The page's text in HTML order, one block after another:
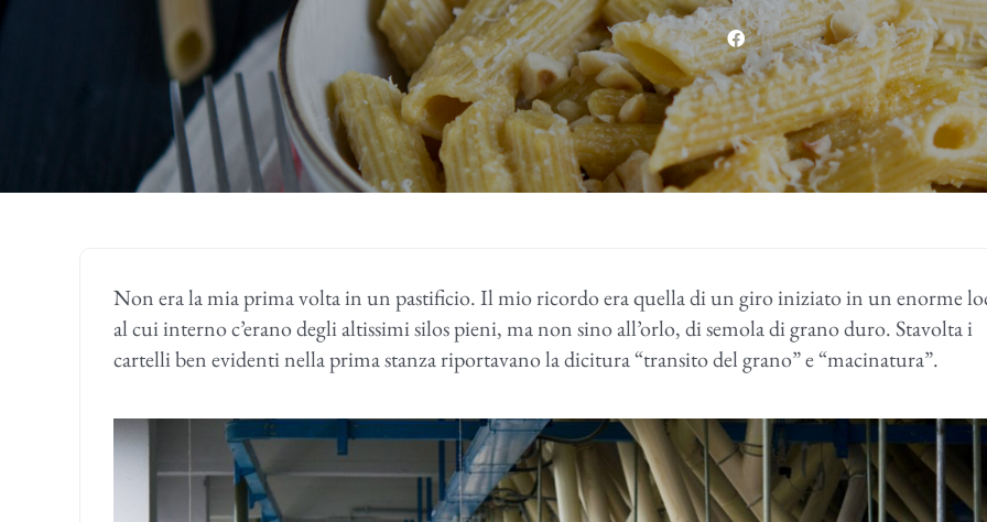
Non era la mia prima volta in un pastificio. Il mio ricordo era quella di un giro iniziato in un enorme
al cui interno c’erano degli altissimi silos pieni, ma non sino all’orlo, di semola di grano duro. Stavolta i
cartelli ben evidenti nella prima stanza riportavano la dicitura “transito del grano” e “macinatura”.